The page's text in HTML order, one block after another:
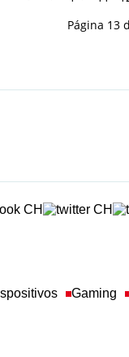
Página 13
Gaming